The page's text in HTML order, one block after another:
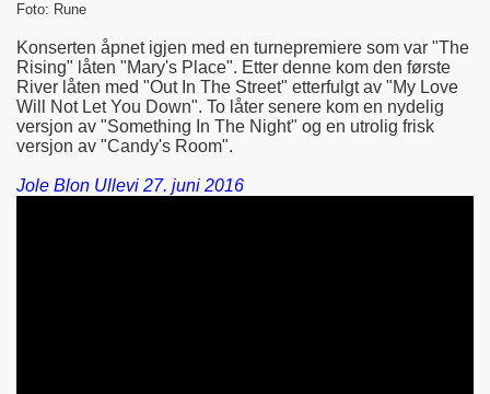
Foto: Rune
Konserten åpnet igjen med en turnepremiere som var "The
Rising" låten "Mary's Place". Etter denne kom den første
River låten med "Out In The Street" etterfulgt av "My Love
Will Not Let You Down". To låter senere kom en nydelig
versjon av "Something In The Night" og en utrolig frisk
versjon av "Candy's Room".
Jole Blon Ullevi 27. juni 2016